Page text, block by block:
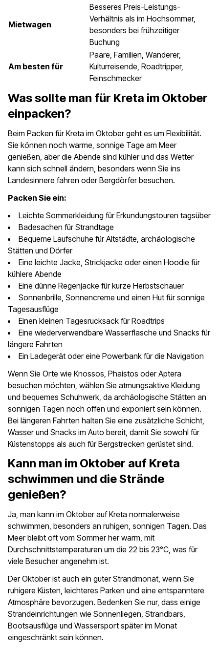
Mietwagen
Besseres Preis-Leistungs-
Verhältnis als im Hochsommer,
besonders bei frühzeitiger
Buchung
Am besten für
Paare, Familien, Wanderer,
Kulturreisende, Roadtripper,
Feinschmecker
Was sollte man für Kreta im Oktober
einpacken?
Beim Packen für Kreta im Oktober geht es um Flexibilität.
Sie können noch warme, sonnige Tage am Meer
genießen, aber die Abende sind kühler und das Wetter
kann sich schnell ändern, besonders wenn Sie ins
Landesinnere fahren oder Bergdörfer besuchen.
Packen Sie ein:
Leichte Sommerkleidung für Erkundungstouren tagsüber
Badesachen für Strandtage
Bequeme Laufschuhe für Altstädte, archäologische
Stätten und Dörfer
Eine leichte Jacke, Strickjacke oder einen Hoodie für
kühlere Abende
Eine dünne Regenjacke für kurze Herbstschauer
Sonnenbrille, Sonnencreme und einen Hut für sonnige
Tagesausflüge
Einen kleinen Tagesrucksack für Roadtrips
Eine wiederverwendbare Wasserflasche und Snacks für
längere Fahrten
Ein Ladegerät oder eine Powerbank für die Navigation
Wenn Sie Orte wie Knossos, Phaistos oder Aptera
besuchen möchten, wählen Sie atmungsaktive Kleidung
und bequemes Schuhwerk, da archäologische Stätten an
sonnigen Tagen noch offen und exponiert sein können.
Bei längeren Fahrten halten Sie eine zusätzliche Schicht,
Wasser und Snacks im Auto bereit, damit Sie sowohl für
Küstenstopps als auch für Bergstrecken gerüstet sind.
Kann man im Oktober auf Kreta
schwimmen und die Strände
genießen?
Ja, man kann im Oktober auf Kreta normalerweise
schwimmen, besonders an ruhigen, sonnigen Tagen. Das
Meer bleibt oft vom Sommer her warm, mit
Durchschnittstemperaturen um die 22 bis 23°C, was für
viele Besucher angenehm ist.
Der Oktober ist auch ein guter Strandmonat, wenn Sie
ruhigere Küsten, leichteres Parken und eine entspanntere
Atmosphäre bevorzugen. Bedenken Sie nur, dass einige
Strandeinrichtungen wie Sonnenliegen, Strandbars,
Bootsausflüge und Wassersport später im Monat
eingeschränkt sein können.